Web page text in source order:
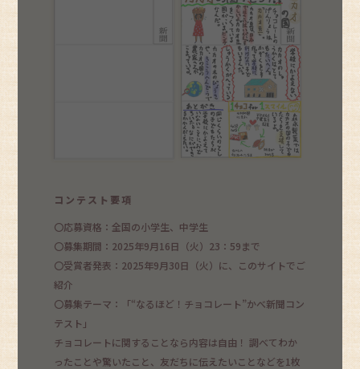
コンテスト要項
〇応募資格：全国の小学生、中学生
〇募集期間：2025年9月16日（火）23：59まで
〇受賞者発表：2025年9月30日（火）に、このサイトでご
紹介
〇募集テーマ：「“なるほど！チョコレート”かべ新聞コン
テスト」
チョコレートに関することなら内容は自由！ 調べてわか
ったことや驚いたこと、友だちに伝えたいことなどを1枚